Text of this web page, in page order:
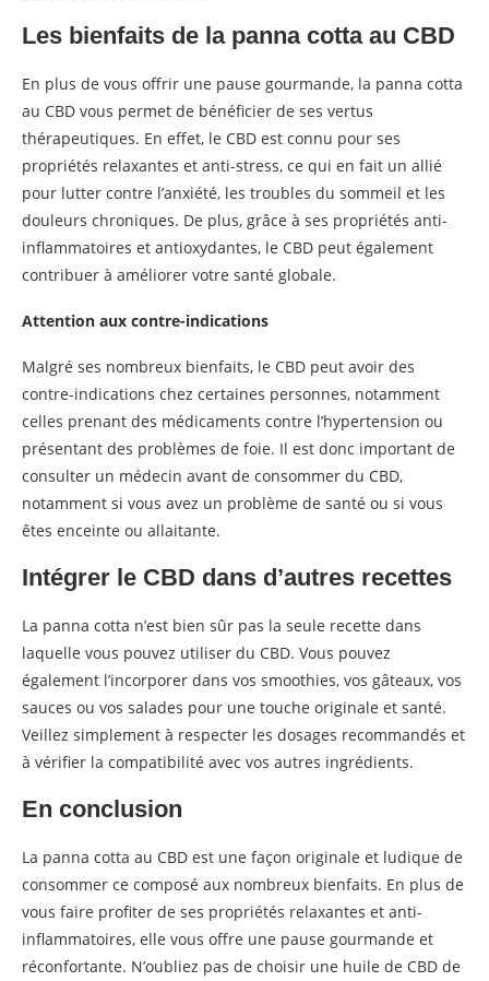
Les bienfaits de la panna cotta au CBD
En plus de vous offrir une pause gourmande, la panna cotta
au CBD vous permet de bénéficier de ses vertus
thérapeutiques. En effet, le CBD est connu pour ses
propriétés relaxantes et anti-stress, ce qui en fait un allié
pour lutter contre l’anxiété, les troubles du sommeil et les
douleurs chroniques. De plus, grâce à ses propriétés anti-
inflammatoires et antioxydantes, le CBD peut également
contribuer à améliorer votre santé globale.
Attention aux contre-indications
Malgré ses nombreux bienfaits, le CBD peut avoir des
contre-indications chez certaines personnes, notamment
celles prenant des médicaments contre l’hypertension ou
présentant des problèmes de foie. Il est donc important de
consulter un médecin avant de consommer du CBD,
notamment si vous avez un problème de santé ou si vous
êtes enceinte ou allaitante.
Intégrer le CBD dans d’autres recettes
La panna cotta n’est bien sûr pas la seule recette dans
laquelle vous pouvez utiliser du CBD. Vous pouvez
également l’incorporer dans vos smoothies, vos gâteaux, vos
sauces ou vos salades pour une touche originale et santé.
Veillez simplement à respecter les dosages recommandés et
à vérifier la compatibilité avec vos autres ingrédients.
En conclusion
La panna cotta au CBD est une façon originale et ludique de
consommer ce composé aux nombreux bienfaits. En plus de
vous faire profiter de ses propriétés relaxantes et anti-
inflammatoires, elle vous offre une pause gourmande et
réconfortante. N’oubliez pas de choisir une huile de CBD de